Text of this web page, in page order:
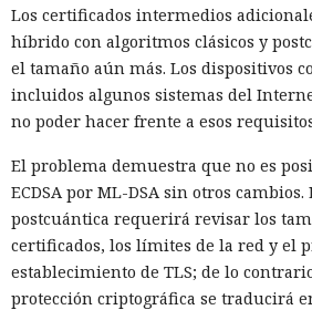
Los certificados intermedios
híbrido con algoritmos clásicos y
el tamaño aún más. Los dispositivos
incluidos algunos sistemas del
no poder hacer frente a esos
El problema demuestra que no es
ECDSA por ML-DSA sin otros
postcuántica requerirá revisar los
certificados, los límites de la red y el
establecimiento de TLS; de lo
protección criptográfica se traducirá